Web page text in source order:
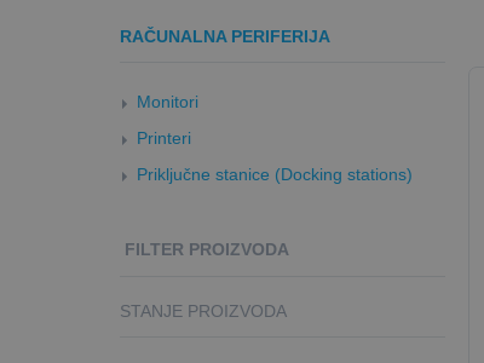
RAČUNALNA PERIFERIJA
Monitori
Printeri
Priključne stanice (Docking stations)
FILTER PROIZVODA
STANJE PROIZVODA